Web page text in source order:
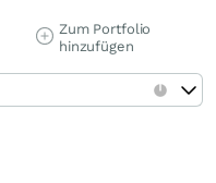
Zum Portfolio
hinzufügen